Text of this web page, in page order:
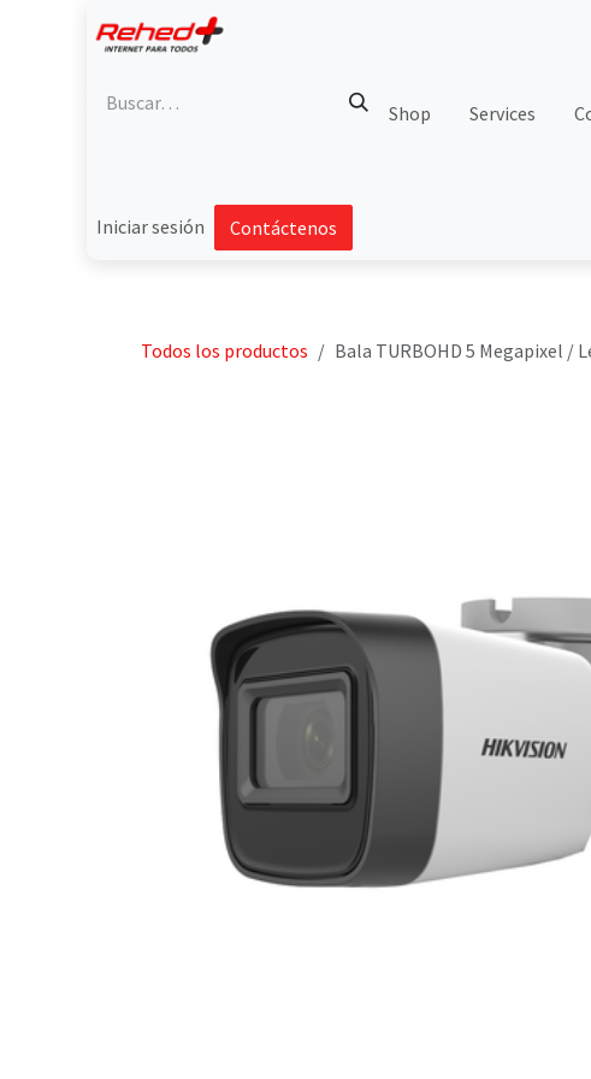
Shop Services
Iniciar sesión Contáctenos
Todos los productos Bala TURBOHD 5 Megapixel /